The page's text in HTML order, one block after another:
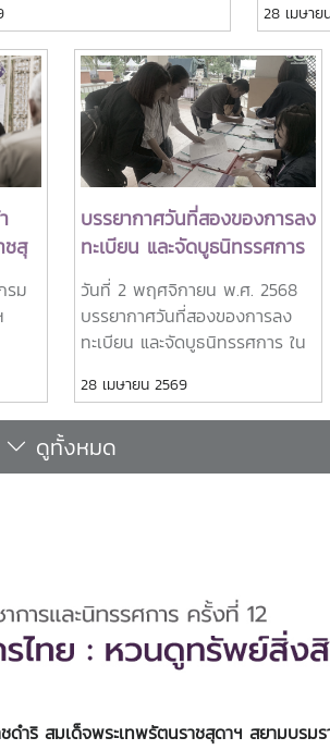
จารย์ดร.เยาวนิตย์ ธาราฉาย
ศูนย์ประสานงาน อพ.สธ.-
จ้ ได้มอบของที่ระลึก การ
ละนิทรรศการ ครั้งที่ 12
หวนดูทรัพย์สิ่งสินตน แทนคำ
ณะทำงาน ของมหาวิทยาลัย
วมใจทำให้งานบรรลุเป้าหมาย
างลุล่วงด้วยดีณ มหาวิทยาลัย
ใหม่
และ ผู้ช่ว
รองผู้อำ
การประ
“ทรัพยา
แสดงคว
งานทุกท่
สำเร็จลุ
รองศา
มหาวิทย
28 เมษาย
ชสุ
รม
กร
ณ
น
บรรยากาศวันที่สองของการลง
ทะเบียน และจัดบูธนิทรรศการ
ในงานการประชุมวิชาการและ
นิทรรศการ ครั้งที่ 12
ทรัพยากรไทย : หวนดูทรัพย์
วันที่ 2 พฤศจิกายน พ.ศ. 2568
บรรยากาศวันที่สองของการลง
ทะเบียน และจัดบูธนิทรรศการ ใน
นิทรรศการ ครั้งที่ 12 ทรัพยากร
ไทย : หวนดูทรัพย์สิ่งสินตนยินดี
ต้อนรับทุกท่านที่มาเยือน พบกันที่
มหาวิทยาลัยแม่โจ้ จังหวัด
28 เมษายน 2569
ดูทั้งหมด
ำริ สมเด็จพระเทพรัตนราชสุดาฯ สยามบรม